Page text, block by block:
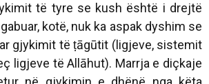
të tyre se kush është i drejtë
kotë, nuk ka aspak dyshim se
gjykimit të ṭāgūtit (ligjeve, sistemit
ligjeve të Allāhut). Marrja e diçkaje